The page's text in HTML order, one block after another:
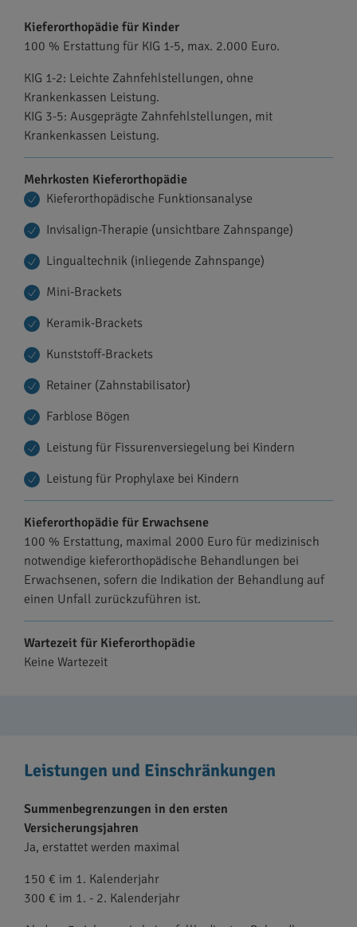
Kieferorthopädie für Kinder
100 % Erstattung für KIG 1-5, max. 2.000 Euro.
KIG 1-2: Leichte Zahnfehlstellungen, ohne
Krankenkassen Leistung.
KIG 3-5: Ausgeprägte Zahnfehlstellungen, mit
Krankenkassen Leistung.
Mehrkosten Kieferorthopädie
Kieferorthopädische Funktionsanalyse
Invisalign-Therapie (unsichtbare Zahnspange)
Lingualtechnik (inliegende Zahnspange)
Mini-Brackets
Keramik-Brackets
Kunststoff-Brackets
Retainer (Zahnstabilisator)
Farblose Bögen
Leistung für Fissurenversiegelung bei Kindern
Leistung für Prophylaxe bei Kindern
Kieferorthopädie für Erwachsene
100 % Erstattung, maximal 2000 Euro für medizinisch
notwendige kieferorthopädische Behandlungen bei
Erwachsenen, sofern die Indikation der Behandlung auf
einen Unfall zurückzuführen ist.
Wartezeit für Kieferorthopädie
Keine Wartezeit
Leistungen und Einschränkungen
Summenbegrenzungen in den ersten
Versicherungsjahren
Ja, erstattet werden maximal
150 € im 1. Kalenderjahr
300 € im 1. - 2. Kalenderjahr